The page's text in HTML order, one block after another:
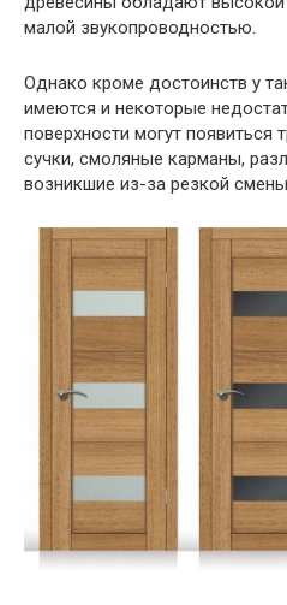
малой звукопроводностью.
Однако кроме достоинств у
имеются и некоторые
поверхности могут
сучки, смоляные карманы,
возникшие из-за резкой